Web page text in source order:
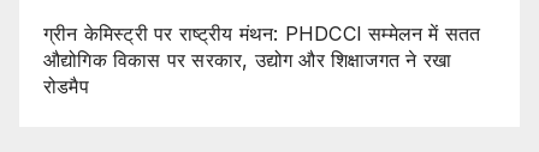
ग्रीन केमिस्ट्री पर राष्ट्रीय मंथन: PHDCCI सम्मेलन में सतत
औद्योगिक विकास पर सरकार, उद्योग और शिक्षाजगत ने रखा
रोडमैप